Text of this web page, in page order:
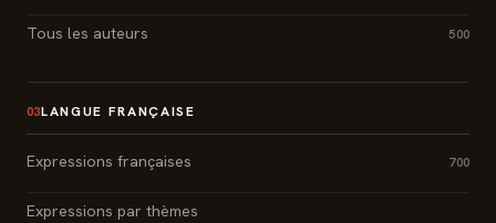
Tous les auteurs 500
03LANGUE FRANÇAISE
Expressions françaises 700
Expressions par thèmes